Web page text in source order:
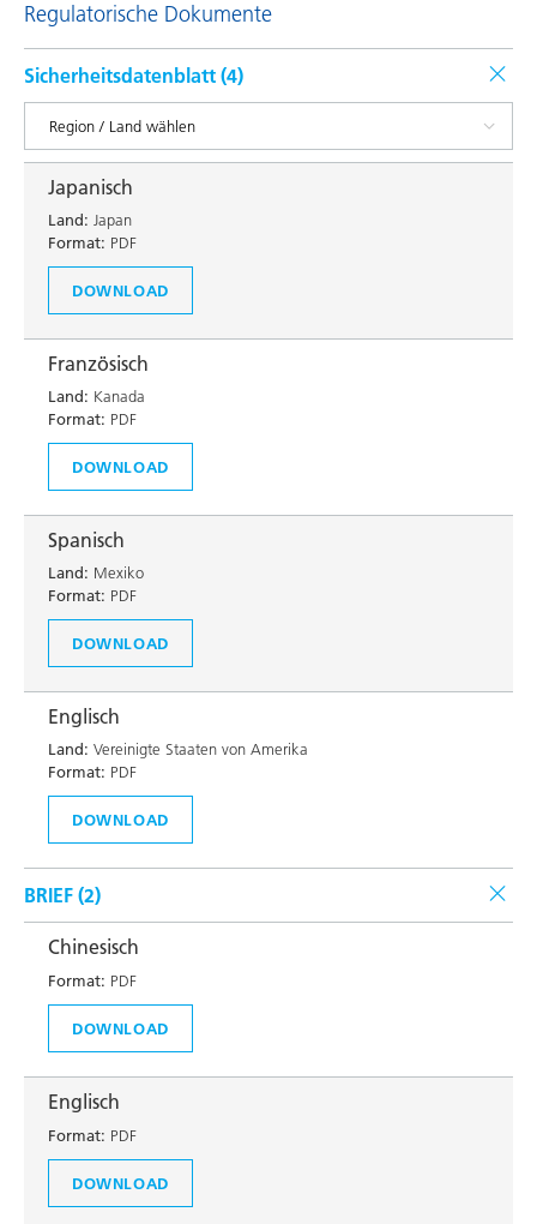
Regulatorische Dokumente
Sicherheitsdatenblatt (4)
Japanisch
Land: Japan
Format: PDF
DOWNLOAD
Französisch
Land: Kanada
Format: PDF
DOWNLOAD
Spanisch
Land: Mexiko
Format: PDF
DOWNLOAD
Englisch
Land: Vereinigte Staaten von Amerika
Format: PDF
DOWNLOAD
BRIEF (2)
Chinesisch
Format: PDF
DOWNLOAD
Englisch
Format: PDF
DOWNLOAD